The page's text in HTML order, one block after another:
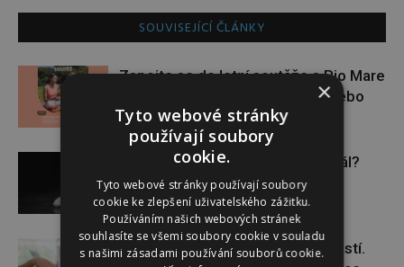
SOUVISEJÍCÍ ČLÁNKY
Zapojte se do letní soutěže s Rio Mare
a vyhrajte iWatch Series 11 nebo
jógamatku
Budou se vraždit malé děti dál?
Těhotenství není samozřejmostí.
×
Tyto webové stránky
používají soubory
cookie.
Tyto webové stránky používají soubory
cookie ke zlepšení uživatelského zážitku.
Používáním našich webových stránek
souhlasíte se všemi soubory cookie v souladu
s našimi zásadami používání souborů cookie.